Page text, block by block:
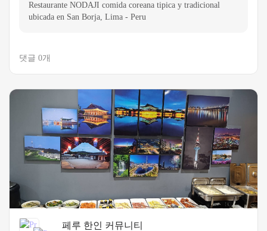
Restaurante NODAJI comida coreana tipica y tradicional
ubicada en San Borja, Lima - Peru
댓글 0개
페루 한인 커뮤니티